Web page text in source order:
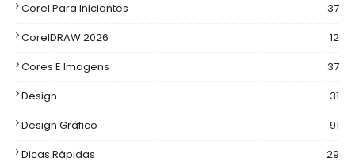
Corel Para Iniciantes
37
CorelDRAW 2026
12
Cores E Imagens
37
Design
31
Design Gráfico
91
Dicas Rápidas
29